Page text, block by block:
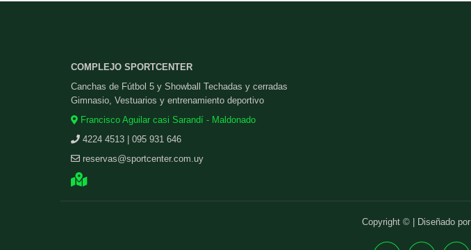
COMPLEJO SPORTCENTER
Canchas de Fútbol 5 y Showball Techadas y cerradas
Gimnasio, Vestuarios y entrenamiento deportivo
Francisco Aguilar casi Sarandí - Maldonado
4224 4513 | 095 931 646
reservas@sportcenter.com.uy
Copyright © | Diseñado por